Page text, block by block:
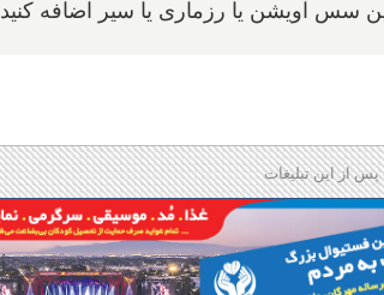
سس آویشن یا رزماری یا سیر اضافه کنید
از این تبلیغات